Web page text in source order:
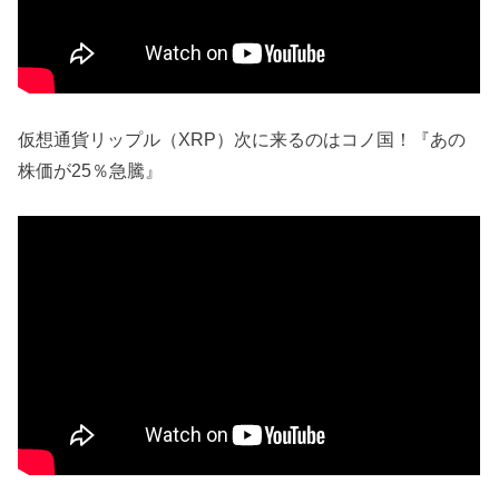
仮想通貨リップル（XRP）次に来るのはコノ国！『あの
株価が25％急騰』